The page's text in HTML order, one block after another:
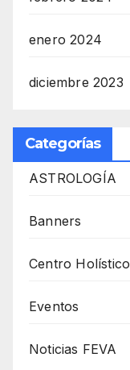
enero 2024
diciembre 2023
Categorías
ASTROLOGÍA
Banners
Centro
Eventos
Noticias FEVA